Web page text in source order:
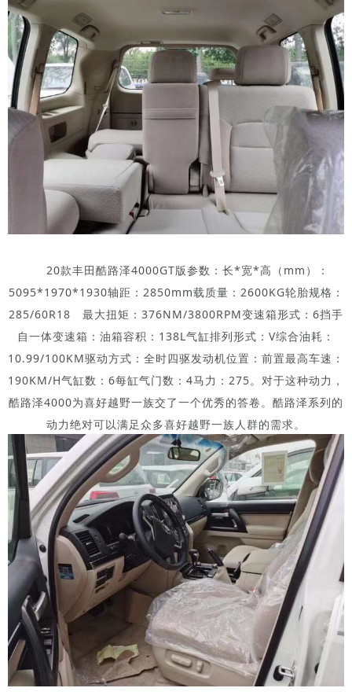
20款丰田酷路泽4000GT版参数：长*宽*高（mm）：
5095*1970*1930轴距：2850mm载质量：2600KG轮胎规格：
285/60R18 最大扭矩：376NM/3800RPM变速箱形式：6挡手
自一体变速箱：油箱容积：138L气缸排列形式：V综合油耗：
10.99/100KM驱动方式：全时四驱发动机位置：前置最高车速：
190KM/H气缸数：6每缸气门数：4马力：275。对于这种动力，
酷路泽4000为喜好越野一族交了一个优秀的答卷。酷路泽系列的
动力绝对可以满足众多喜好越野一族人群的需求。